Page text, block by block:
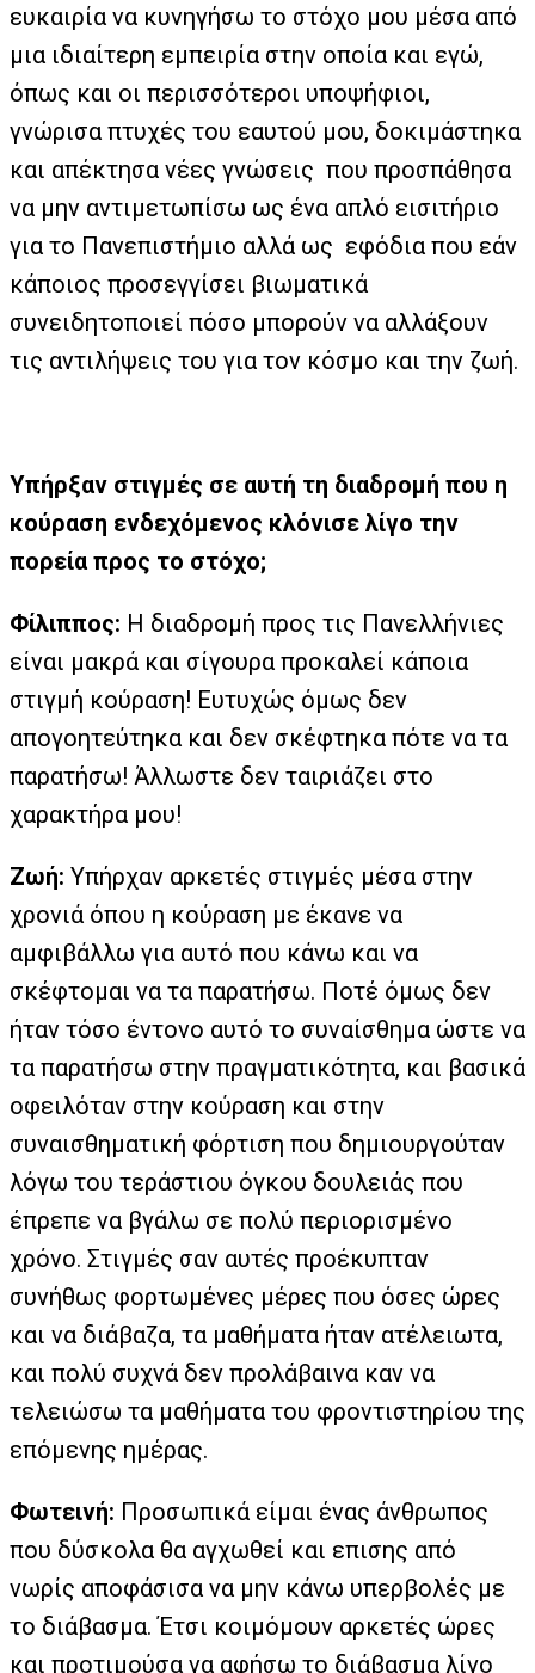
ευκαιρία να κυνηγήσω το στόχο μου μέσα από
μια ιδιαίτερη εμπειρία στην οποία και εγώ,
όπως και οι περισσότεροι υποψήφιοι,
γνώρισα πτυχές του εαυτού μου, δοκιμάστηκα
και απέκτησα νέες γνώσεις που προσπάθησα
να μην αντιμετωπίσω ως ένα απλό εισιτήριο
για το Πανεπιστήμιο αλλά ως εφόδια που εάν
κάποιος προσεγγίσει βιωματικά
συνειδητοποιεί πόσο μπορούν να αλλάξουν
τις αντιλήψεις του για τον κόσμο και την ζωή.
Υπήρξαν στιγμές σε αυτή τη διαδρομή που η
κούραση ενδεχόμενος κλόνισε λίγο την
πορεία προς το στόχο;
Φίλιππος: Η διαδρομή προς τις Πανελλήνιες
είναι μακρά και σίγουρα προκαλεί κάποια
στιγμή κούραση! Ευτυχώς όμως δεν
απογοητεύτηκα και δεν σκέφτηκα πότε να τα
παρατήσω! Άλλωστε δεν ταιριάζει στο
χαρακτήρα μου!
Ζωή: Υπήρχαν αρκετές στιγμές μέσα στην
χρονιά όπου η κούραση με έκανε να
αμφιβάλλω για αυτό που κάνω και να
σκέφτομαι να τα παρατήσω. Ποτέ όμως δεν
ήταν τόσο έντονο αυτό το συναίσθημα ώστε να
τα παρατήσω στην πραγματικότητα, και βασικά
οφειλόταν στην κούραση και στην
συναισθηματική φόρτιση που δημιουργούταν
λόγω του τεράστιου όγκου δουλειάς που
έπρεπε να βγάλω σε πολύ περιορισμένο
χρόνο. Στιγμές σαν αυτές προέκυπταν
συνήθως φορτωμένες μέρες που όσες ώρες
και να διάβαζα, τα μαθήματα ήταν ατέλειωτα,
και πολύ συχνά δεν προλάβαινα καν να
τελειώσω τα μαθήματα του φροντιστηρίου της
επόμενης ημέρας.
Φωτεινή: Προσωπικά είμαι ένας άνθρωπος
που δύσκολα θα αγχωθεί και επισης από
νωρίς αποφάσισα να μην κάνω υπερβολές με
το διάβασμα. Έτσι κοιμόμουν αρκετές ώρες
και προτιμούσα να αφήσω το διάβασμα λίγο